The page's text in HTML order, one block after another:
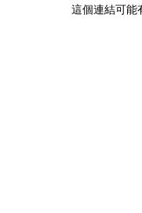
這個連結可能